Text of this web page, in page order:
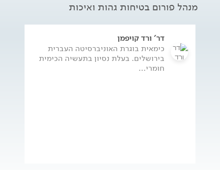
מנהל פורום בטיחות גהות ואיכות
דר' ורד קויפמן
כימאית בוגרת האוניברסיטה העברית
בירושלים. בעלת נסיון בתעשיה הכימית
חומרי...